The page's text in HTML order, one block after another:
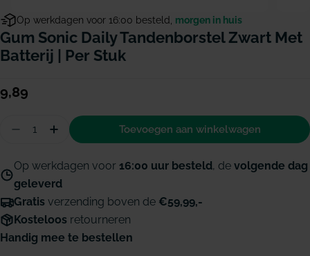
Op werkdagen voor 16:00 besteld, morgen in huis
Gum Sonic Daily Tandenborstel Zwart Met
Batterij | Per Stuk
Normale
9,89
Hoeveelheid
Aantal verminderen voor GUM SONIC Daily
Hoeveelheid verhogen voor GUM SONIC
Toevoegen aan winkelwagen
Op werkdagen voor 16:00 uur besteld, de volgende dag
geleverd
Gratis verzending boven de €59,99,-
Kosteloos retourneren
Handig mee te bestellen